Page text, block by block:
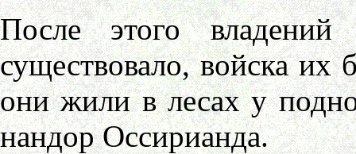
После этого
существовало, войска их
они жили в лесах у
нандор Оссирианда.